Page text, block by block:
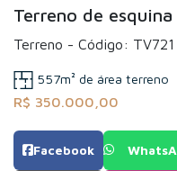
Terreno de
Terreno - Código: TV721
557m² de área terreno
R$ 350.000,00
Facebook